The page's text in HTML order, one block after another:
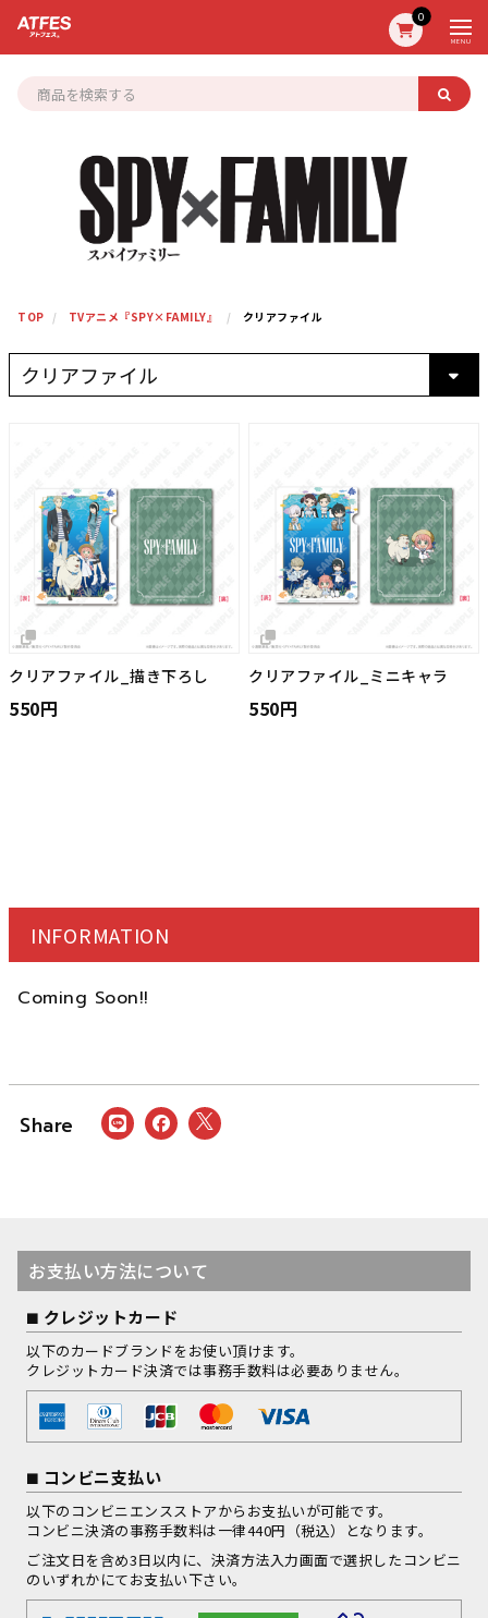
0
MENU
TOP TVアニメ『SPY×FAMILY』 クリアファイル
クリアファイル_描き下ろし
550円
クリアファイル_ミニキャラ
550円
INFORMATION
Coming Soon!!
お支払い方法について
クレジットカード
以下のカードブランドをお使い頂けます。
クレジットカード決済では事務手数料は必要ありません。
コンビニ支払い
以下のコンビニエンスストアからお支払いが可能です。
コンビニ決済の事務手数料は一律440円（税込）となります。
ご注文日を含め3日以内に、決済方法入力画面で選択したコンビニ
のいずれかにてお支払い下さい。